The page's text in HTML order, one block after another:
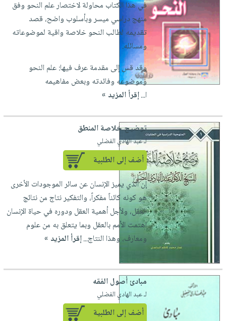
في هذا الكتاب محاولة لاختصار علم النحو وفق
منهج دراسي ميسر وبأسلوب واضح، قصد
تقديمه لطالب النحو خلاصة واقية لموضوعاته
ومسائله.
وقد قس إلى مقدمة عرف فيها: علم النحو
وموضوعه وفائدته وبعض مفاهيمه
ا...إقرأ المزيد »
توضيح خلاصة المنطق
لـ عبد الهادي الفضلي
أضف إلى الطلبية
إن الذي يميز الإنسان عن سائر الموجودات الأخرى
هو كونه كائناً مفكراً، والتفكير نتاج من نتائج
العقل، ‏ولأجل أهمية العقل ودوره في حياة الإنسان
اهتمت الأمم بالعقل وبما يتعلق به من علوم
ومعارف، وهذا النتاج...إقرأ المزيد »
مبادئ أصول الفقه
لـ عبد الهادي الفضلي
أضف إلى الطلبية